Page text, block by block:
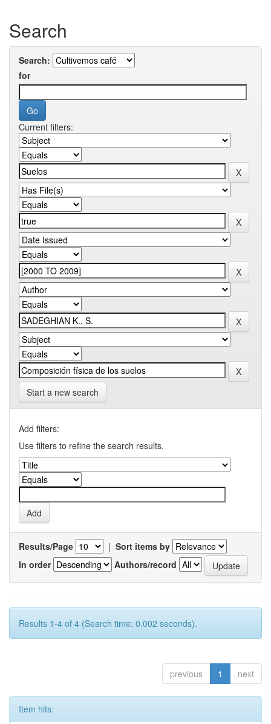
Search
Search:
for
Current filters:
Start a new search
Add filters:
Use filters to refine the search results.
Results/Page | Sort items by
In order
Authors/record
Results 1-4 of 4 (Search time: 0.002 seconds).
previous 1 next
Item hits: